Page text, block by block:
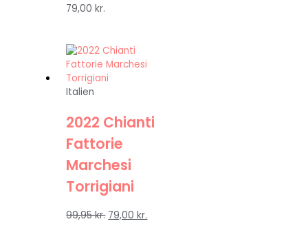
79,00kr.
Italien
2022 Chianti
Fattorie
Marchesi
Torrigiani
99,95kr. 79,00kr.